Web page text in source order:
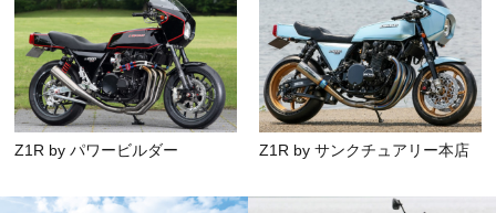
Z1R by パワービルダー Z1R by サンクチュアリー本店